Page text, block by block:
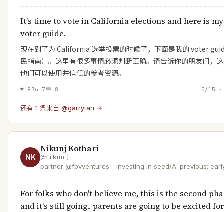
It's time to vote in California elections and here is my
voter guide.
现在到了为 California 选举投票的时候了，下面是我的 voter
民指南）。这里有很多事情必须判断正确。请告诉你的朋友们，
他们可以使用并信任的参考资源。
♥ 87↻ 7 💬 8 5/15
还有 1 条来自 @garrytan →
NK
Nikunj Kothari
@nikunj
partner @fpvventures - investing in seed/A. previous:
For folks who don't believe me, this is the second
and it's still going.. parents are going to be excited